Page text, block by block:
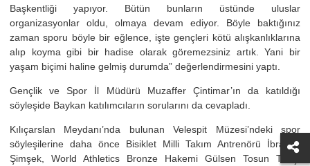
Başkentliği yapıyor. Bütün bunların üstünde uluslar
organizasyonlar oldu, olmaya devam ediyor. Böyle baktığınız
zaman sporu böyle bir eğlence, işte gençleri kötü alışkanlıklarına
alıp koyma gibi bir hadise olarak göremezsiniz artık. Yani bir
yaşam biçimi haline gelmiş durumda” değerlendirmesini yaptı.
Gençlik ve Spor İl Müdürü Muzaffer Çintimar’ın da katıldığı
söyleşide Baykan katılımcıların sorularını da cevapladı.
Kılıçarslan Meydanı’nda bulunan Velespit Müzesi’ndeki spor
söyleşilerine daha önce Bisiklet Milli Takım Antrenörü İbrahim
Şimşek, World Athletics Bronze Hakemi Gülsen Tosun Tunç,